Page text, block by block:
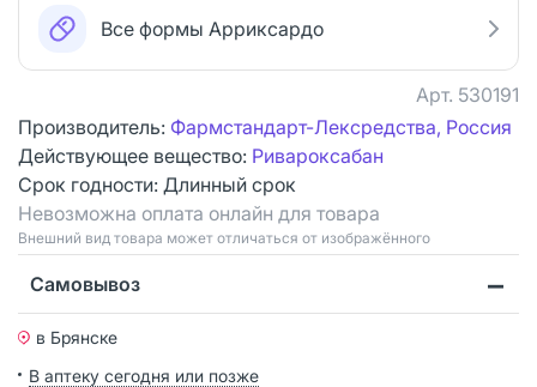
Все формы Арриксардо
Арт. 530191
Производитель: Фармстандарт-Лексредства, Россия
Действующее вещество: Ривароксабан
Срок годности: Длинный срок
Невозможна оплата онлайн для товара
Bнешний вид товара может отличаться от изображённого
Самовывоз
в Брянске
В аптеку сегодня или позже